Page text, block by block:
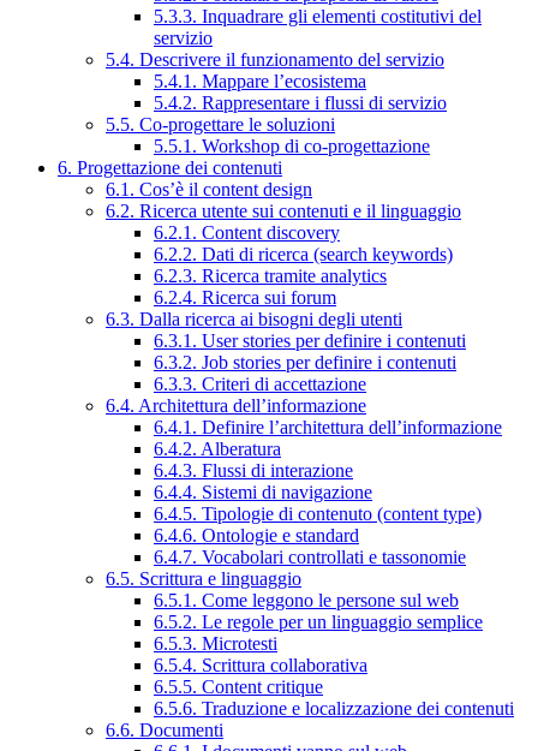
5.3.3. Inquadrare gli elementi costitutivi del
servizio
5.4. Descrivere il funzionamento del servizio
5.4.1. Mappare l’ecosistema
5.4.2. Rappresentare i flussi di servizio
5.5. Co-progettare le soluzioni
5.5.1. Workshop di co-progettazione
6. Progettazione dei contenuti
6.1. Cos’è il content design
6.2. Ricerca utente sui contenuti e il linguaggio
6.2.1. Content discovery
6.2.2. Dati di ricerca (search keywords)
6.2.3. Ricerca tramite analytics
6.2.4. Ricerca sui forum
6.3. Dalla ricerca ai bisogni degli utenti
6.3.1. User stories per definire i contenuti
6.3.2. Job stories per definire i contenuti
6.3.3. Criteri di accettazione
6.4. Architettura dell’informazione
6.4.1. Definire l’architettura dell’informazione
6.4.2. Alberatura
6.4.3. Flussi di interazione
6.4.4. Sistemi di navigazione
6.4.5. Tipologie di contenuto (content type)
6.4.6. Ontologie e standard
6.4.7. Vocabolari controllati e tassonomie
6.5. Scrittura e linguaggio
6.5.1. Come leggono le persone sul web
6.5.2. Le regole per un linguaggio semplice
6.5.3. Microtesti
6.5.4. Scrittura collaborativa
6.5.5. Content critique
6.5.6. Traduzione e localizzazione dei contenuti
6.6. Documenti